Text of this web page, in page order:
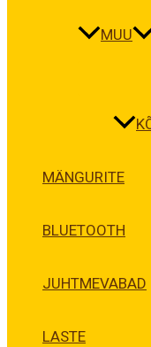
MUU
MÄNGURITE
BLUETOOTH
JUHTMEVABAD
LASTE